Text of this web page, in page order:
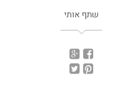
שתף אותי